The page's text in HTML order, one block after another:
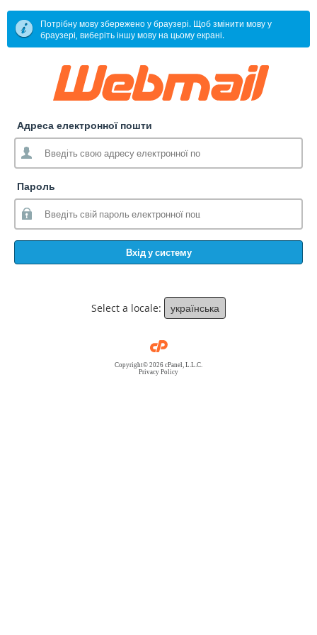
Потрібну мову збережено у браузері. Щоб змінити мову у
браузері, виберіть іншу мову на цьому екрані.
Адреса електронної пошти
Пароль
Вхід у систему
Select a locale: українська
Copyright© 2026 cPanel, L.L.C.
Privacy Policy